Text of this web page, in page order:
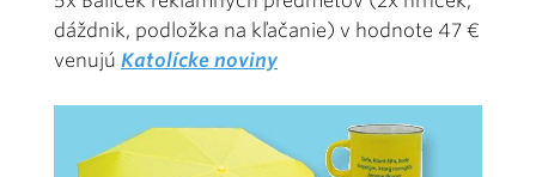
dáždnik, podložka na kľačanie) v hodnote 47 €
venujú Katolícke noviny